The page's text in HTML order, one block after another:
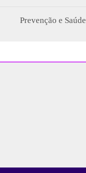
Prevenção e Saúde